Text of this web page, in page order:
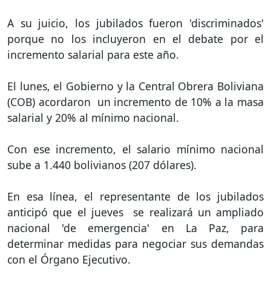
A su juicio, los jubilados fueron 'discriminados'
porque no los incluyeron en el debate por el
incremento salarial para este año.
El lunes, el Gobierno y la Central Obrera Boliviana
(COB) acordaron un incremento de 10% a la masa
salarial y 20% al mínimo nacional.
Con ese incremento, el salario mínimo nacional
sube a 1.440 bolivianos (207 dólares).
En esa línea, el representante de los jubilados
anticipó que el jueves se realizará un ampliado
nacional 'de emergencia' en La Paz, para
determinar medidas para negociar sus demandas
con el Órgano Ejecutivo.